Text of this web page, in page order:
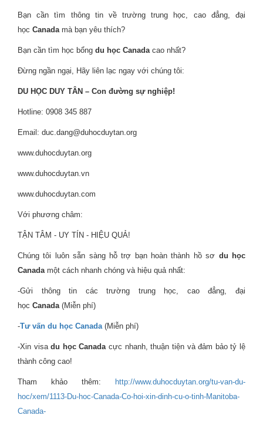
Bạn cần tìm thông tin về trường trung học, cao đẳng, đại
học Canadamà bạn yêu thích?
Bạn cần tìm học bổng du học Canadacao nhất?
Đừng ngần ngại, Hãy liên lạc ngay với chúng tôi:
DU HỌC DUY TÂN – Con đường sự nghiệp!
Hotline: 0908 345 887
Email: duc.dang@duhocduytan.org
www.duhocduytan.org
www.duhocduytan.vn
www.duhocduytan.com
Với phương châm:
TẬN TÂM - UY TÍN - HIỆU QUẢ!
Chúng tôi luôn sẵn sàng hỗ trợ bạn hoàn thành hồ sơ du học
Canadamột cách nhanh chóng và hiệu quả nhất:
-Gửi thông tin các trường trung học, cao đẳng, đại
học Canada(Miễn phí)
-Tư vấn du học Canada(Miễn phí)
-Xin visadu học Canadacực nhanh, thuận tiện và đảm bảo tỷ lệ
thành công cao!
Tham khảo thêm:
http://www.duhocduytan.org/tu-van-du-
hoc/xem/1113-Du-hoc-Canada-Co-hoi-xin-dinh-cu-o-tinh-Manitoba-
Canada-